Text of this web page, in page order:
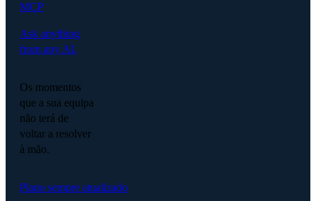
MCP
Ask anything
from any AI.
Os momentos
que a sua equipa
não terá de
voltar a resolver
à mão.
Plano sempre atualizado